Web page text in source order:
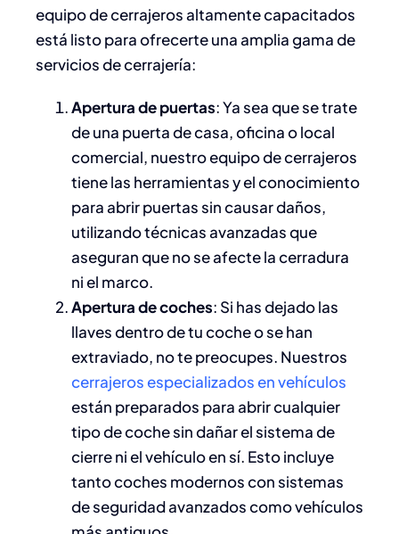
equipo de cerrajeros altamente capacitados
está listo para ofrecerte una amplia gama de
servicios de cerrajería:
Apertura de puertas: Ya sea que se trate
de una puerta de casa, oficina o local
comercial, nuestro equipo de cerrajeros
tiene las herramientas y el conocimiento
para abrir puertas sin causar daños,
utilizando técnicas avanzadas que
aseguran que no se afecte la cerradura
ni el marco.
Apertura de coches: Si has dejado las
llaves dentro de tu coche o se han
extraviado, no te preocupes. Nuestros
cerrajeros especializados en vehículos
están preparados para abrir cualquier
tipo de coche sin dañar el sistema de
cierre ni el vehículo en sí. Esto incluye
tanto coches modernos con sistemas
de seguridad avanzados como vehículos